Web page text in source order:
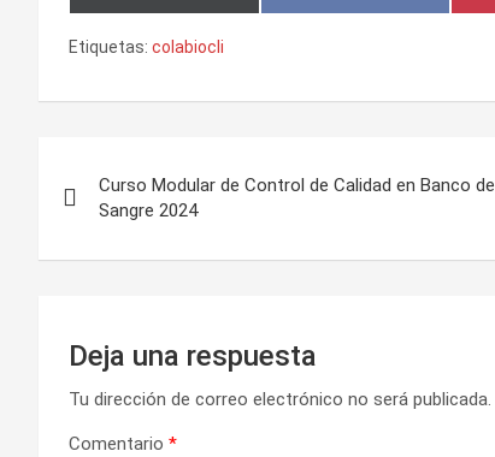
Etiquetas: colabiocli
de
entradas
Curso Modular de Control de Calidad en Banco de
Sangre 2024
Deja una respuesta
Tu dirección de correo electrónico no será publicada.
Comentario *